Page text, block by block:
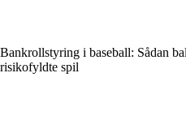
Bankrollstyring i baseball: Sådan
risikofyldte spil